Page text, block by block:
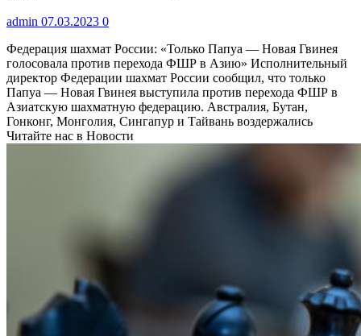
admin 07.03.2023 0
Федерация шахмат России: «Только Папуа — Новая Гвинея
голосовала против перехода ФШР в Азию» Исполнительный
директор Федерации шахмат России сообщил, что только
Папуа — Новая Гвинея выступила против перехода ФШР в
Азиатскую шахматную федерацию. Австралия, Бутан,
Гонконг, Монголия, Сингапур и Тайвань воздержались
Читайте нас в Новости